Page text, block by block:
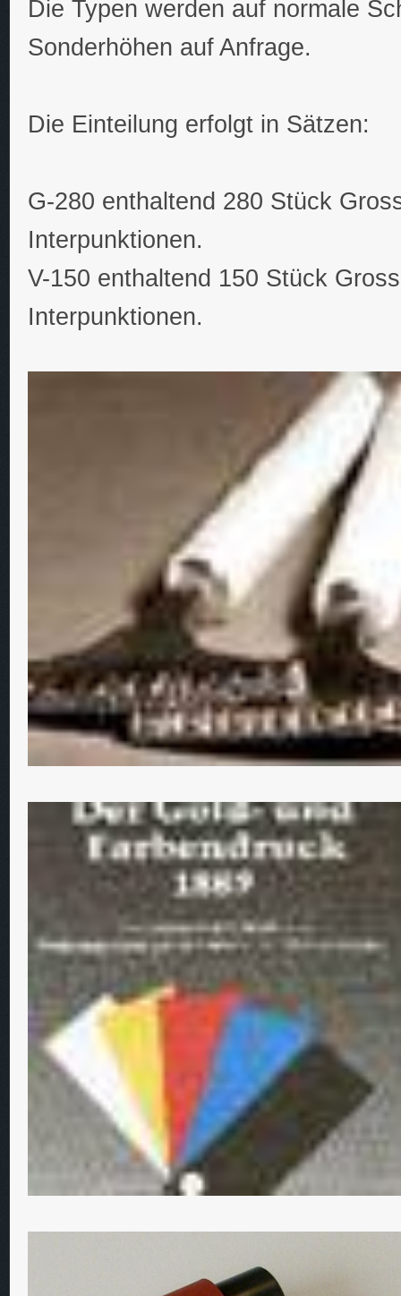
Die Typen werden auf normale
Sonderhöhen auf Anfrage.
Die Einteilung erfolgt in Sätzen:
G-280 enthaltend 280 Stück
Interpunktionen.
V-150 enthaltend 150 Stück
Interpunktionen.